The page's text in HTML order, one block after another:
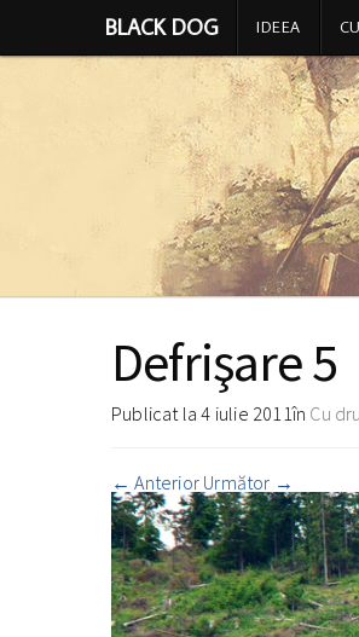
BLACK DOG IDEEA
Defrişare 5
Publicat la4 iulie 2011în Cu
← Anterior Următor →